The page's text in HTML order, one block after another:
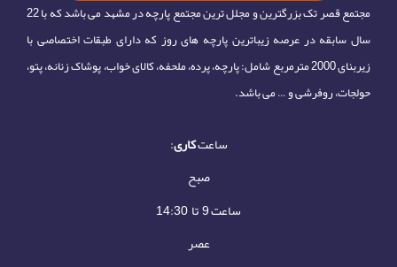
مجتمع قصر تک بزرگترین و مجلل ترین مجتمع پارچه در مشهد می باشد که با 22
سال سابقه در عرصه زیباترین پارچه های روز که دارای طبقات اختصاصی با
زیربنای 2000 مترمربع شامل: پارچه، پرده، ملحفه، کالای خواب، پوشاک زنانه، پتو،
حولجات، روفرشی و … می باشد.
ساعتکاری:
صبح
ساعت 9 تا 14:30
عصر